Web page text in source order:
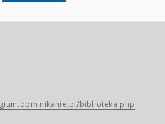
biblioteka.php